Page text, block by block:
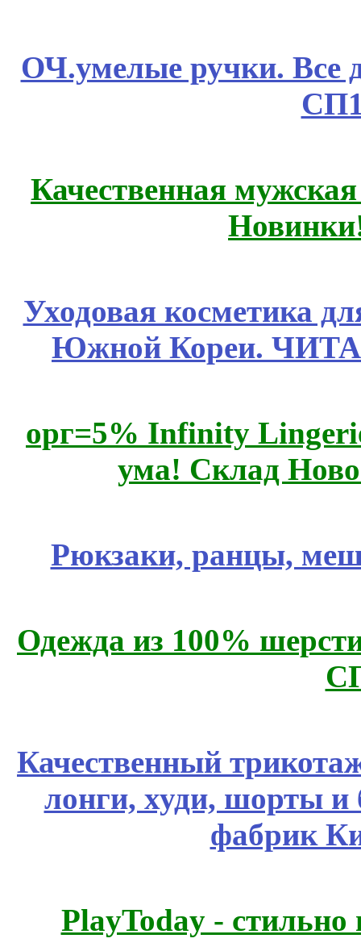
ОЧ.умелые ручки. Все
Качественная
Уходовая косметика
Южной Кореи.
орг=5% Infinity
ума! Склад
Рюкзаки, ранцы,
Одежда из 100%
Качественный
лонги, худи, шорты
фабрик
PlayToday -